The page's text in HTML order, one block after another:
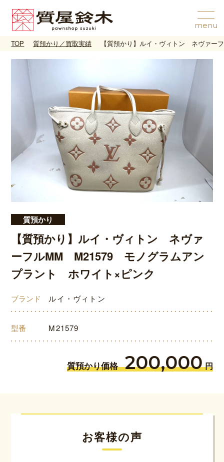
TOP 質預かり／買取実績 【質預かり】ルイ・ヴィトン ネヴァ
質預かり
【質預かり】ルイ・ヴィトン ネヴァ
ーフルMM M21579 モノグラムアン
プラント ホワイト×ピンク
ブランド ルイ・ヴィトン
型番 M21579
質預かり価格 200,000 円
お客様の声